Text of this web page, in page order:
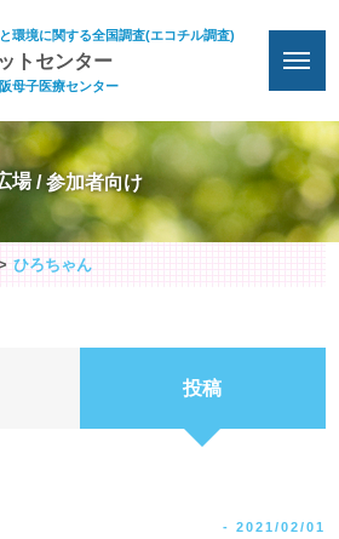
環境に関する全国調査(エコチル調査)
トセンター
母子医療センター
場
ひろちゃん
投稿
- 2021/02/01